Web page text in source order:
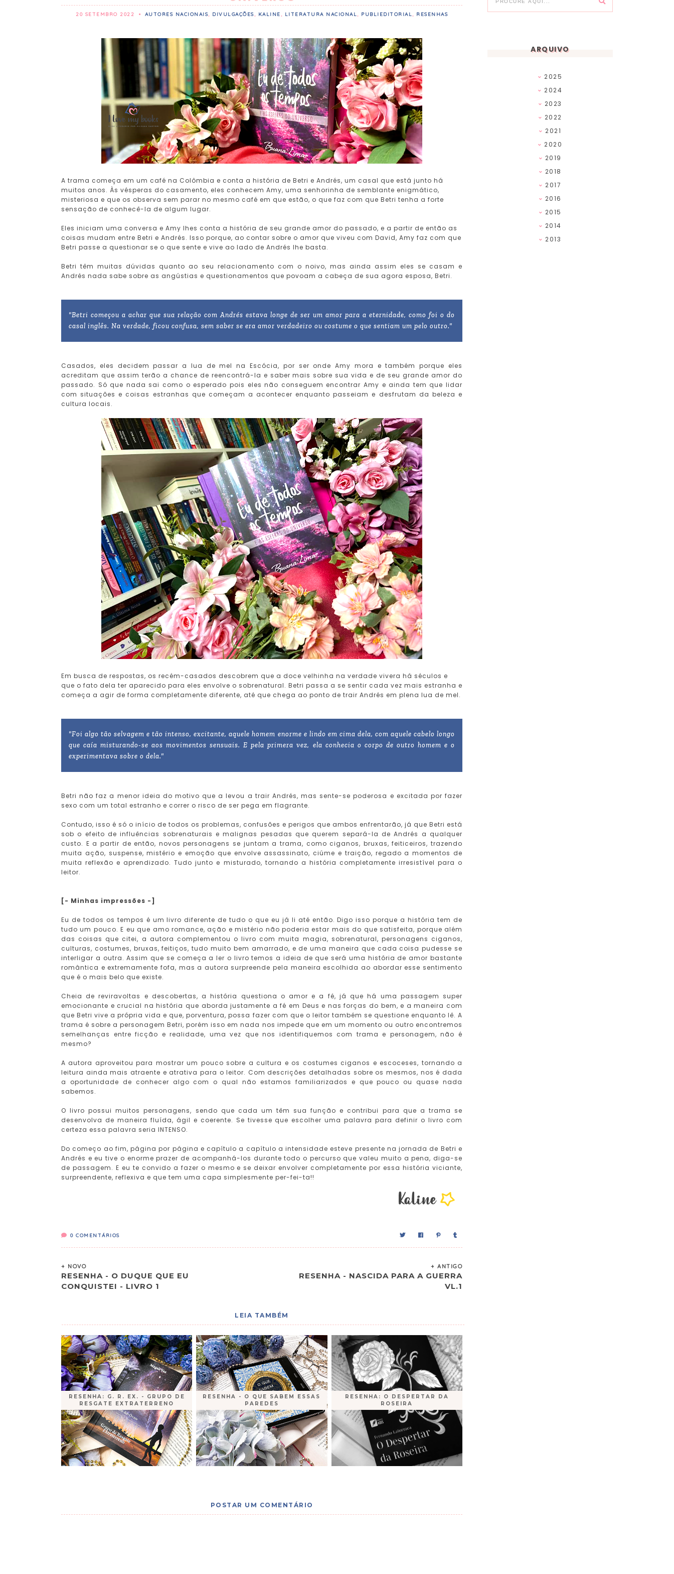
20 SETEMBRO 2022 • AUTORES NACIONAIS DIVULGAÇÕES KALINE LITERATURA NACIONAL PUBLIEDITORIAL RESENHAS
A trama começa em um café na Colômbia e conta a história de Betri e Andrés, um casal que está junto há
muitos anos. Às vésperas do casamento, eles conhecem Amy, uma senhorinha de semblante enigmático,
misteriosa e que os observa sem parar no mesmo café em que estão, o que faz com que Betri tenha a forte
sensação de conhecê-la de algum lugar.
Eles iniciam uma conversa e Amy lhes conta a história de seu grande amor do passado, e a partir de então as
coisas mudam entre Betri e Andrés. Isso porque, ao contar sobre o amor que viveu com David, Amy faz com que
Betri passe a questionar se o que sente e vive ao lado de Andrés lhe basta.
Betri têm muitas dúvidas quanto ao seu relacionamento com o noivo, mas ainda assim eles se casam e
Andrés nada sabe sobre as angústias e questionamentos que povoam a cabeça de sua agora esposa, Betri.
"Betri começou a achar que sua relação com Andrés estava longe de ser um amor para a eternidade, como foi o do
casal inglês. Na verdade, ficou confusa, sem saber se era amor verdadeiro ou costume o que sentiam um pelo outro."
Casados, eles decidem passar a lua de mel na Escócia, por ser onde Amy mora e também porque eles
acreditam que assim terão a chance de reencontrá-la e saber mais sobre sua vida e de seu grande amor do
passado. Só que nada sai como o esperado pois eles não conseguem encontrar Amy e ainda tem que lidar
com situações e coisas estranhas que começam a acontecer enquanto passeiam e desfrutam da beleza e
cultura locais.
Em busca de respostas, os recém-casados descobrem que a doce velhinha na verdade vivera há séculos e
que o fato dela ter aparecido para eles envolve o sobrenatural. Betri passa a se sentir cada vez mais estranha e
começa a agir de forma completamente diferente, até que chega ao ponto de trair Andrés em plena lua de mel.
"Foi algo tão selvagem e tão intenso, excitante, aquele homem enorme e lindo em cima dela, com aquele cabelo longo
que caía misturando-se aos movimentos sensuais. E pela primera vez, ela conhecia o corpo de outro homem e o
experimentava sobre o dela."
Betri não faz a menor ideia do motivo que a levou a trair Andrés, mas sente-se poderosa e excitada por fazer
sexo com um total estranho e correr o risco de ser pega em flagrante.
Contudo, isso é só o início de todos os problemas, confusões e perigos que ambos enfrentarão, já que Betri está
sob o efeito de influências sobrenaturais e malignas pesadas que querem separá-la de Andrés a qualquer
custo. E a partir de então, novos personagens se juntam a trama, como ciganos, bruxas, feiticeiros, trazendo
muita ação, suspense, mistério e emoção que envolve assassinato, ciúme e traição, regado a momentos de
muita reflexão e aprendizado. Tudo junto e misturado, tornando a história completamente irresistível para o
leitor.
[- Minhas impressões -]
Eu de todos os tempos é um livro diferente de tudo o que eu já li até então. Digo isso porque a história tem de
tudo um pouco. E eu que amo romance, ação e mistério não poderia estar mais do que satisfeita, porque além
das coisas que citei, a autora complementou o livro com muita magia, sobrenatural, personagens ciganos,
culturas, costumes, bruxas, feitiços, tudo muito bem amarrado, e de uma maneira que cada coisa pudesse se
interligar a outra. Assim que se começa a ler o livro temos a ideia de que será uma história de amor bastante
romântica e extremamente fofa, mas a autora surpreende pela maneira escolhida ao abordar esse sentimento
que é o mais belo que existe.
Cheia de reviravoltas e descobertas, a história questiona o amor e a fé, já que há uma passagem super
emocionante e crucial na história que aborda justamente a fé em Deus e nas forças do bem, e a maneira com
que Betri vive a própria vida e que, porventura, possa fazer com que o leitor também se questione enquanto lê. A
trama é sobre a personagem Betri, porém isso em nada nos impede que em um momento ou outro encontremos
semelhanças entre ficção e realidade, uma vez que nos identifiquemos com trama e personagem, não é
mesmo?
A autora aproveitou para mostrar um pouco sobre a cultura e os costumes ciganos e escoceses, tornando a
leitura ainda mais atraente e atrativa para o leitor. Com descrições detalhadas sobre os mesmos, nos é dada
a oportunidade de conhecer algo com o qual não estamos familiarizados e que pouco ou quase nada
sabemos.
O livro possui muitos personagens, sendo que cada um têm sua função e contribui para que a trama se
desenvolva de maneira fluída, ágil e coerente. Se tivesse que escolher uma palavra para definir o livro com
certeza essa palavra seria INTENSO.
Do começo ao fim, página por página e capítulo a capítulo a intensidade esteve presente na jornada de Betri e
Andrés e eu tive o enorme prazer de acompanhá-los durante todo o percurso que valeu muito a pena, diga-se
de passagem. E eu te convido a fazer o mesmo e se deixar envolver completamente por essa história viciante,
surpreendente, reflexiva e que tem uma capa simplesmente per-fei-ta!!
0 COMENTÁRIOS
+ NOVO
RESENHA - O DUQUE QUE EU
CONQUISTEI - LIVRO 1
+ ANTIGO
RESENHA - NASCIDA PARA A GUERRA
VL.1
LEIA TAMBÉM
RESENHA: G. R. EX. - GRUPO DE
RESGATE EXTRATERRENO
RESENHA - O QUE SABEM ESSAS
PAREDES
RESENHA: O DESPERTAR DA
ROSEIRA
POSTAR UM COMENTÁRIO
ARQUIVO
2025
2024
2023
2022
2021
2020
2019
2018
2017
2016
2015
2014
2013